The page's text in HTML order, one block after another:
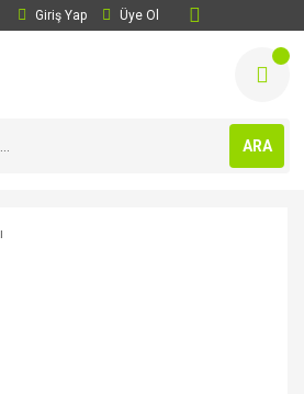
Giriş Yap Üye Ol
ARA